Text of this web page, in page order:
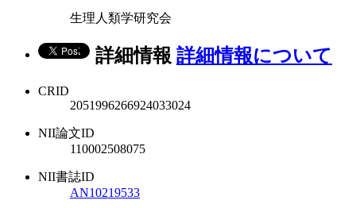
生理人類学研究会
詳細情報 詳細情報について
CRID
2051996266924033024
NII論文ID
110002508075
NII書誌ID
AN10219533